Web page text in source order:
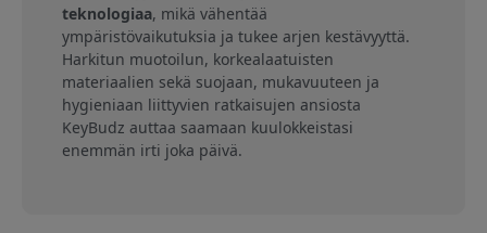
teknologiaa, mikä vähentää
ympäristövaikutuksia ja tukee arjen kestävyyttä.
Harkitun muotoilun, korkealaatuisten
materiaalien sekä suojaan, mukavuuteen ja
hygieniaan liittyvien ratkaisujen ansiosta
KeyBudz auttaa saamaan kuulokkeistasi
enemmän irti joka päivä.